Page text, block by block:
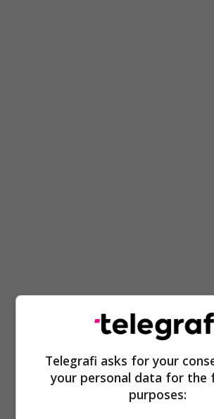
Telegrafi asks for your
your personal data for the
purposes: